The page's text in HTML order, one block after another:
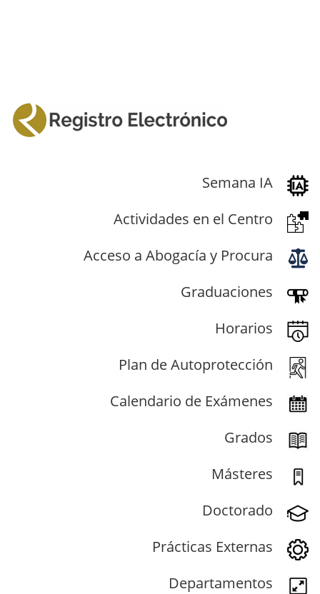
Semana IA
Actividades en el Centro
Acceso a Abogacía y Procura
Graduaciones
Horarios
Plan de Autoprotección
Calendario de Exámenes
Grados
Másteres
Doctorado
Prácticas Externas
Departamentos